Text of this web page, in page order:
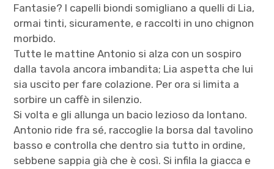
Fantasie? I capelli biondi somigliano a quelli di Lia,
ormai tinti, sicuramente, e raccolti in uno chignon
morbido.
Tutte le mattine Antonio si alza con un sospiro
dalla tavola ancora imbandita; Lia aspetta che lui
sia uscito per fare colazione. Per ora si limita a
sorbire un caffè in silenzio.
Si volta e gli allunga un bacio lezioso da lontano.
Antonio ride fra sé, raccoglie la borsa dal tavolino
basso e controlla che dentro sia tutto in ordine,
sebbene sappia già che è così. Si infila la giacca e